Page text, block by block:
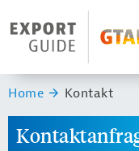
Header Logo
Sie sind hier:
Home Kontakt